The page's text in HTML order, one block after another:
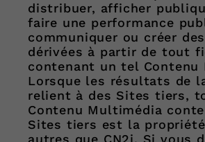
distribuer, afficher
faire une performance
communiquer ou créer
dérivées à partir de tout
contenant un tel Contenu
Lorsque les résultats de
relient à des Sites tiers,
Contenu Multimédia
Sites tiers est la
autres que CN2i. Si vous